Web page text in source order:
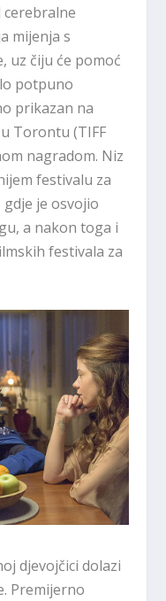
cerebralne
mijenja s
uz čiju će pomoć
potpuno
prikazan na
Torontu (TIFF
nagradom. Niz
festivalu za
je osvojio
a nakon toga i
festivala za
djevojčici dolazi
Premijerno